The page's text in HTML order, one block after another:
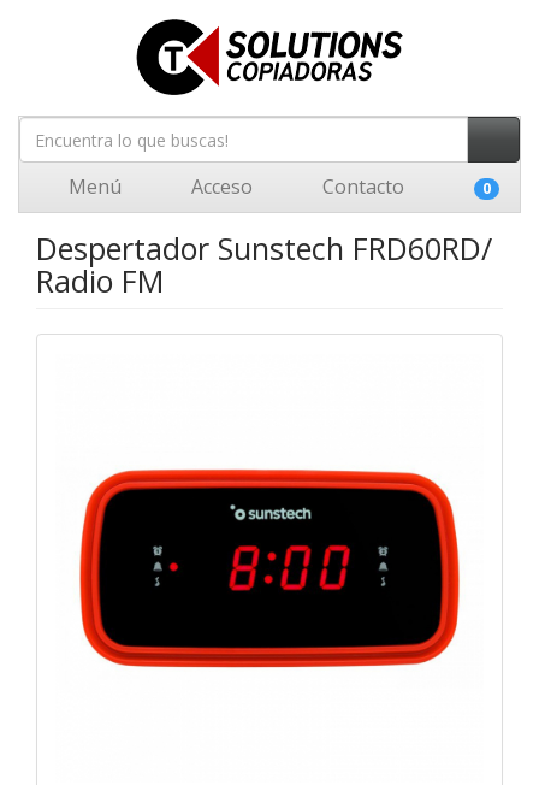
Menú Acceso Contacto 0
Despertador Sunstech FRD60RD/
Radio FM